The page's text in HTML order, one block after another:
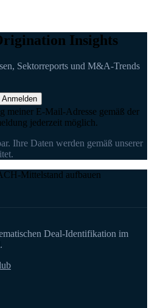
Insights
Sektorreports und M&A-Trends
Anmelden
meiner E-Mail-Adresse gemäß der
jederzeit möglich.
Ihre Daten werden gemäß unserer
Mittelstand aufbauen
Deal-Identifikation im